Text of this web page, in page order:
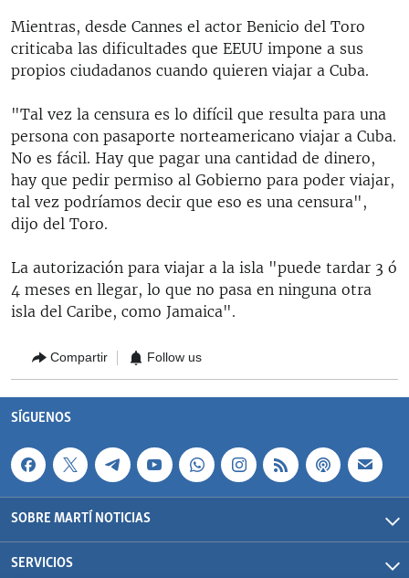
Mientras, desde Cannes el actor Benicio del Toro
criticaba las dificultades que EEUU impone a sus
propios ciudadanos cuando quieren viajar a Cuba.
"Tal vez la censura es lo difícil que resulta para una
persona con pasaporte norteamericano viajar a Cuba.
No es fácil. Hay que pagar una cantidad de dinero,
hay que pedir permiso al Gobierno para poder viajar,
tal vez podríamos decir que eso es una censura",
dijo del Toro.
La autorización para viajar a la isla "puede tardar 3 ó
4 meses en llegar, lo que no pasa en ninguna otra
isla del Caribe, como Jamaica".
Compartir Follow us
SÍGUENOS
SOBRE MARTÍ NOTICIAS
SERVICIOS